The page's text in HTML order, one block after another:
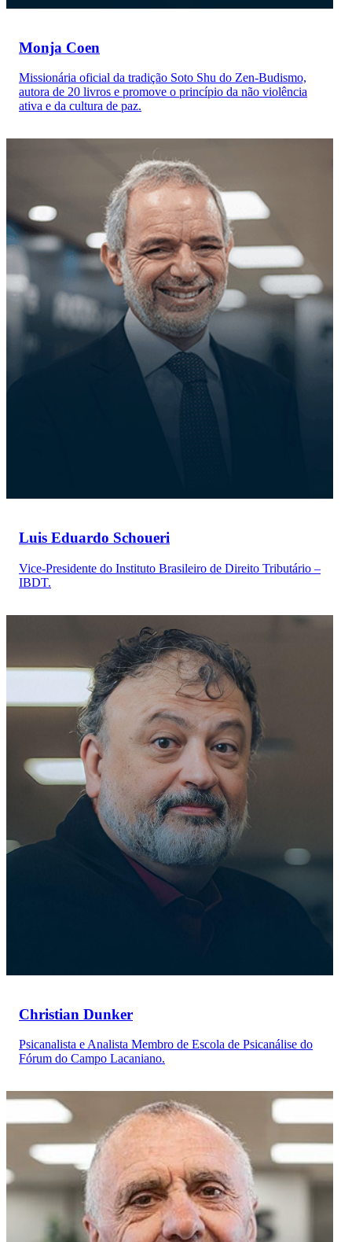
Monja Coen
Missionária oficial da tradição Soto Shu do Zen-Budismo,
autora de 20 livros e promove o princípio da não violência
ativa e da cultura de paz.
Luis Eduardo Schoueri
Vice-Presidente do Instituto Brasileiro de Direito Tributário –
IBDT.
Christian Dunker
Psicanalista e Analista Membro de Escola de Psicanálise do
Fórum do Campo Lacaniano.